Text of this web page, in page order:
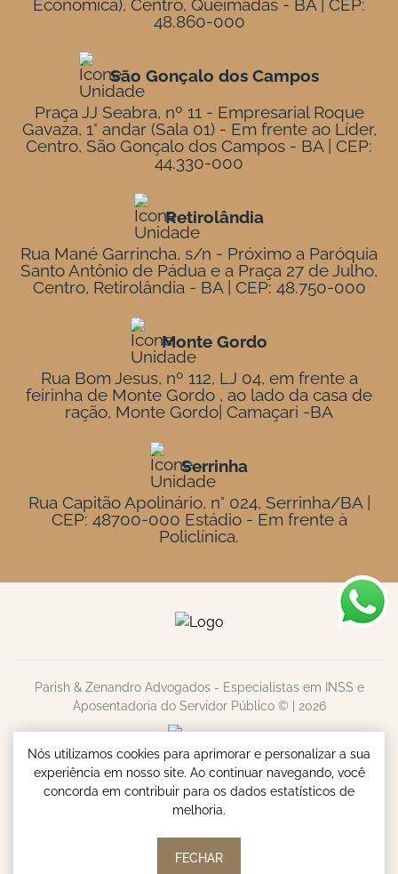
Econômica), Centro, Queimadas - BA | CEP:
48.860-000
São Gonçalo dos Campos
Praça JJ Seabra, nº 11 - Empresarial Roque
Gavaza, 1° andar (Sala 01) - Em frente ao Líder,
Centro, São Gonçalo dos Campos - BA | CEP:
44.330-000
Retirolândia
Rua Mané Garrincha, s/n - Próximo a Paróquia
Santo Antônio de Pádua e a Praça 27 de Julho,
Centro, Retirolândia - BA | CEP: 48.750-000
Monte Gordo
Rua Bom Jesus, nº 112, LJ 04, em frente a
feirinha de Monte Gordo , ao lado da casa de
ração, Monte Gordo| Camaçari -BA
Serrinha
Rua Capitão Apolinário, n° 024, Serrinha/BA |
CEP: 48700-000 Estádio - Em frente à
Policlínica.
Parish & Zenandro Advogados - Especialistas em INSS e
Aposentadoria do Servidor Público © | 2026
Nós utilizamos cookies para aprimorar e personalizar a sua
experiência em nosso site. Ao continuar navegando, você
concorda em contribuir para os dados estatísticos de
melhoria.
FECHAR